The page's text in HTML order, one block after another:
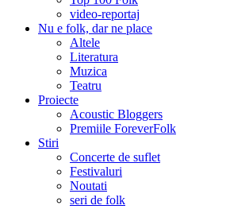
video-reportaj
Nu e folk, dar ne place
Altele
Literatura
Muzica
Teatru
Proiecte
Acoustic Bloggers
Premiile ForeverFolk
Stiri
Concerte de suflet
Festivaluri
Noutati
seri de folk